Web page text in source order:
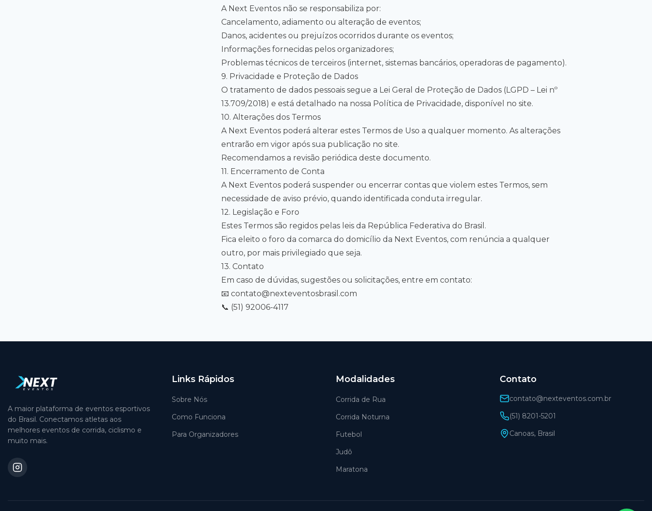
A Next Eventos não se responsabiliza por:
Cancelamento, adiamento ou alteração de eventos;
Danos, acidentes ou prejuízos ocorridos durante os eventos;
Informações fornecidas pelos organizadores;
Problemas técnicos de terceiros (internet, sistemas bancários, operadoras de pagamento).
9. Privacidade e Proteção de Dados
O tratamento de dados pessoais segue a Lei Geral de Proteção de Dados (LGPD – Lei nº
13.709/2018) e está detalhado na nossa Política de Privacidade, disponível no site.
10. Alterações dos Termos
A Next Eventos poderá alterar estes Termos de Uso a qualquer momento. As alterações
entrarão em vigor após sua publicação no site.
Recomendamos a revisão periódica deste documento.
11. Encerramento de Conta
A Next Eventos poderá suspender ou encerrar contas que violem estes Termos, sem
necessidade de aviso prévio, quando identificada conduta irregular.
12. Legislação e Foro
Estes Termos são regidos pelas leis da República Federativa do Brasil.
Fica eleito o foro da comarca do domicílio da Next Eventos, com renúncia a qualquer
outro, por mais privilegiado que seja.
13. Contato
Em caso de dúvidas, sugestões ou solicitações, entre em contato:
📧 contato@nexteventosbrasil.com
📞 (51) 92006-4117
A maior plataforma de eventos esportivos
do Brasil. Conectamos atletas aos
melhores eventos de corrida, ciclismo e
muito mais.
Links Rápidos
Sobre Nós
Como Funciona
Para Organizadores
Modalidades
Corrida de Rua
Corrida Noturna
Futebol
Judô
Maratona
Contato
contato@nexteventos.com.br
(51) 8201-5201
Canoas, Brasil